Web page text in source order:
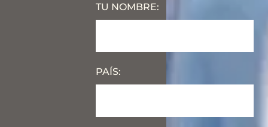
TU NOMBRE:
PAÍS: